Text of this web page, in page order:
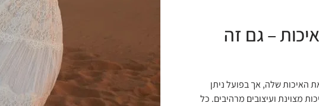
– גם זה
האיכות שלה, אך בפועל ניתן
מצוינת ועיצובים מרהיבים. כל